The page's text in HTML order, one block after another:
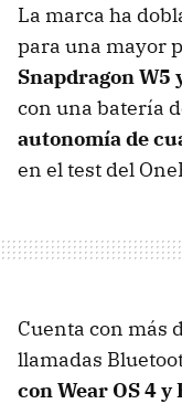
La marca ha
para una mayor
Snapdragon W5
con una batería
autonomía de
en el test del
Cuenta con más
llamadas
con Wear OS 4 y